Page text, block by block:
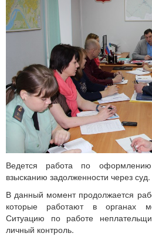
Ведется работа по
взысканию задолженности через суд.
В данный момент продолжается
которые работают в органах
Ситуацию по работе
личный контроль.